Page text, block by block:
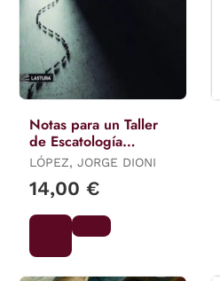
Notas para un Taller
de Escatología
Creativa
LÓPEZ, JORGE DIONI
14,00 €